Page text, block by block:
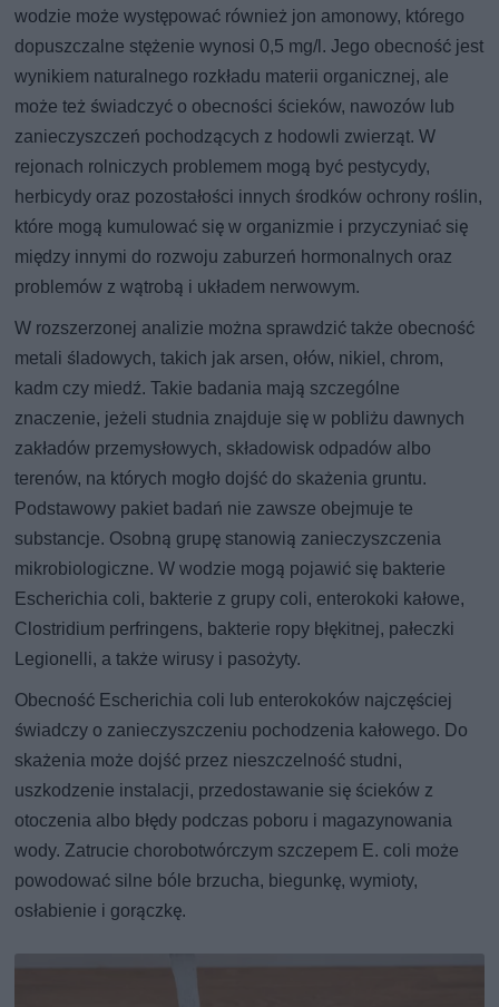
wodzie może występować również jon amonowy, którego
dopuszczalne stężenie wynosi 0,5 mg/l. Jego obecność jest
wynikiem naturalnego rozkładu materii organicznej, ale
może też świadczyć o obecności ścieków, nawozów lub
zanieczyszczeń pochodzących z hodowli zwierząt. W
rejonach rolniczych problemem mogą być pestycydy,
herbicydy oraz pozostałości innych środków ochrony roślin,
które mogą kumulować się w organizmie i przyczyniać się
między innymi do rozwoju zaburzeń hormonalnych oraz
problemów z wątrobą i układem nerwowym.
W rozszerzonej analizie można sprawdzić także obecność
metali śladowych, takich jak arsen, ołów, nikiel, chrom,
kadm czy miedź. Takie badania mają szczególne
znaczenie, jeżeli studnia znajduje się w pobliżu dawnych
zakładów przemysłowych, składowisk odpadów albo
terenów, na których mogło dojść do skażenia gruntu.
Podstawowy pakiet badań nie zawsze obejmuje te
substancje. Osobną grupę stanowią zanieczyszczenia
mikrobiologiczne. W wodzie mogą pojawić się bakterie
Escherichia coli, bakterie z grupy coli, enterokoki kałowe,
Clostridium perfringens, bakterie ropy błękitnej, pałeczki
Legionelli, a także wirusy i pasożyty.
Obecność Escherichia coli lub enterokoków najczęściej
świadczy o zanieczyszczeniu pochodzenia kałowego. Do
skażenia może dojść przez nieszczelność studni,
uszkodzenie instalacji, przedostawanie się ścieków z
otoczenia albo błędy podczas poboru i magazynowania
wody. Zatrucie chorobotwórczym szczepem E. coli może
powodować silne bóle brzucha, biegunkę, wymioty,
osłabienie i gorączkę.